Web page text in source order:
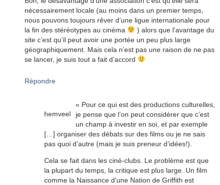
nécessairement locale (au moins dans un premier temps,
nous pouvons toujours rêver d’une ligue internationale pour
la fin des stéréotypes au cinéma
) alors que l’avantage du
site c’est qu’il peut avoir une portée un peu plus large
géographiquement. Mais cela n’est pas une raison de ne pas
se lancer, je suis tout a fait d’accord
Répondre
hemveel
« Pour ce qui est des productions culturelles,
je pense que l’on peut considérer que c’est
un champ à investir en soi, et par exemple
[…] organiser des débats sur des films ou je ne sais
pas quoi d’autre (mais je suis preneur d’idées!).
Cela se fait dans les ciné-clubs. Le problème est que
la plupart du temps, la critique est plus large. Un film
comme la Naissance d’une Nation de Griffith est